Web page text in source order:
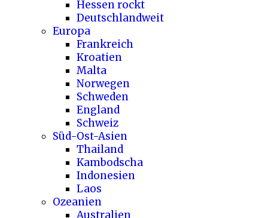
Hessen rockt
Deutschlandweit
Europa
Frankreich
Kroatien
Malta
Norwegen
Schweden
England
Schweiz
Süd-Ost-Asien
Thailand
Kambodscha
Indonesien
Laos
Ozeanien
Australien